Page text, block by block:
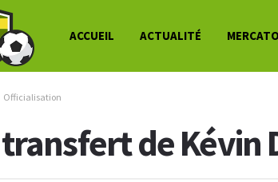
ACCUEIL ACTUALITÉ MERCATO
Officialisation
de Kévin